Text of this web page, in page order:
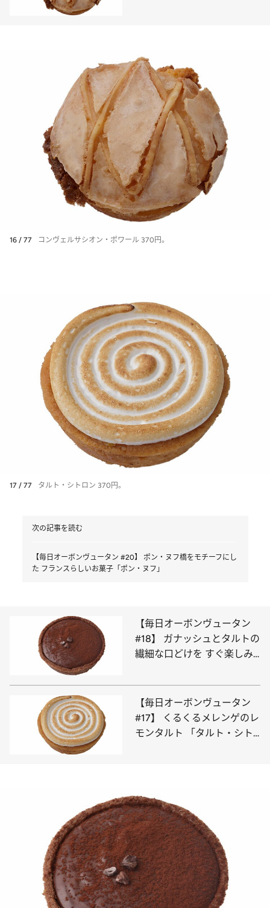
16 / 77 コンヴェルサシオン・ポワール 370円。
17 / 77 タルト・シトロン 370円。
次の記事を読む
【毎日オーボンヴュータン #20】 ポン・ヌフ橋をモチーフにし
た フランスらしいお菓子「ポン・ヌフ」
【毎日オーボンヴュータン
#18】 ガナッシュとタルトの
繊細な口どけを すぐ楽しみ
【毎日オーボンヴュータン
#17】 くるくるメレンゲのレ
モンタルト 「タルト・シト